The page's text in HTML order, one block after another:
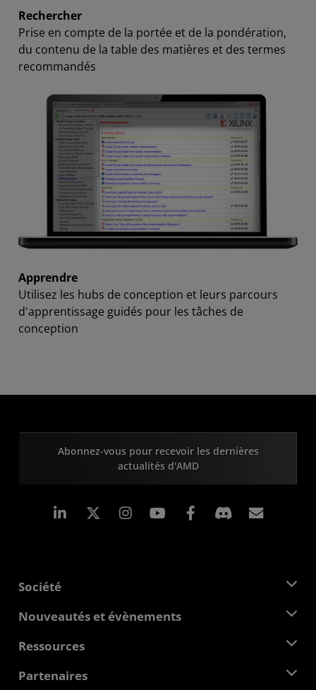
Rechercher
Prise en compte de la portée et de la pondération,
du contenu de la table des matières et des termes
recommandés
Apprendre
Utilisez les hubs de conception et leurs parcours
d'apprentissage guidés pour les tâches de
conception
Abonnez-vous pour recevoir les dernières
actualités d'AMD
LinkedIn Instagram Facebook
Société
À propos d'AMD
Responsabilité d'entreprise
Carrières
Nous contacter
Nouveautés et évènements
Salle de presse
Médiathèque
Ressources
Centre pour les développeurs
Partenaires